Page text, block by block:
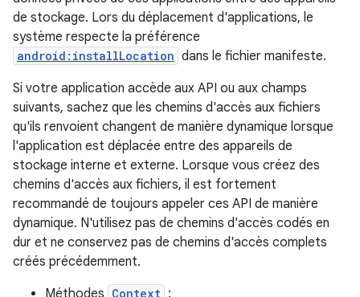
de stockage. Lors du déplacement d'applications, le
système respecte la préférence
android:installLocation dans le fichier manifeste.
Si votre application accède aux API ou aux champs
suivants, sachez que les chemins d'accès aux fichiers
qu'ils renvoient changent de manière dynamique lorsque
l'application est déplacée entre des appareils de
stockage interne et externe. Lorsque vous créez des
chemins d'accès aux fichiers, il est fortement
recommandé de toujours appeler ces API de manière
dynamique. N'utilisez pas de chemins d'accès codés en
dur et ne conservez pas de chemins d'accès complets
créés précédemment.
Méthodes Context :